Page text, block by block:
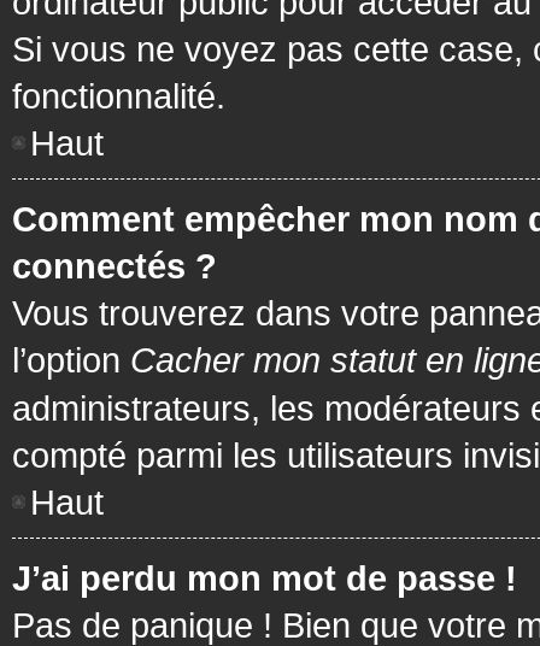
Si vous ne voyez pas cette case,
fonctionnalité.
Haut
Comment empêcher mon nom
connectés ?
Vous trouverez dans votre
l’option Cacher mon statut en
administrateurs, les
compté parmi les utilisateurs
Haut
J’ai perdu mon mot de passe !
Pas de panique ! Bien que votre